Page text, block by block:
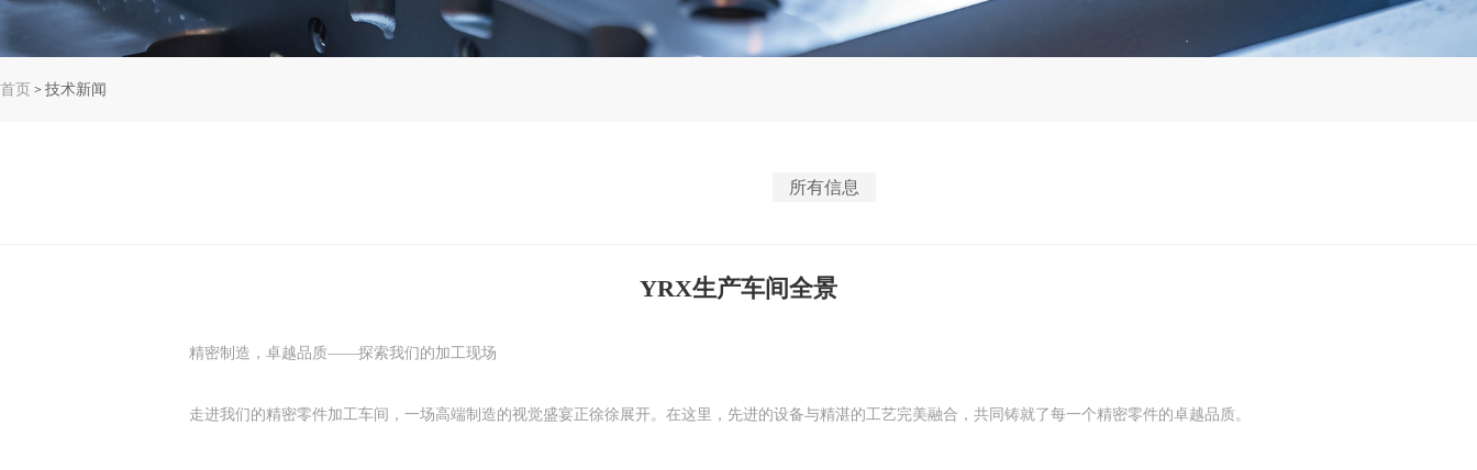
首页 > 技术新闻
所有信息
YRX生产车间全景
精密制造，卓越品质——探索我们的加工现场
走进我们的精密零件加工车间，一场高端制造的视觉盛宴正徐徐展开。在这里，先进的设备与精湛的工艺完美融合，共同铸就了每一个精密零件的卓越品质。